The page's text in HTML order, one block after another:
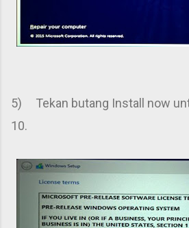
5) Tekan butang Install now
10.